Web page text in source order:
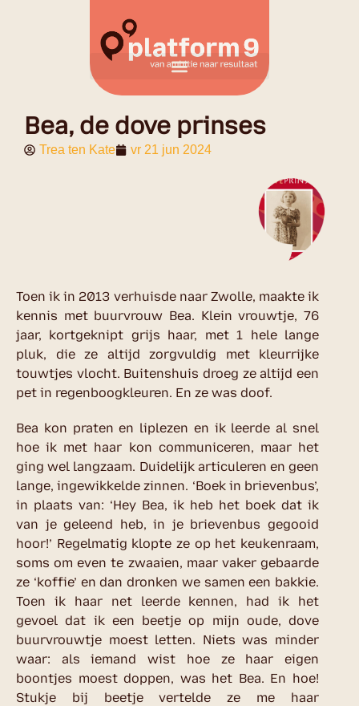
Bea, de dove prinses
Trea ten Kate vr 21 jun 2024
Toen ik in 2013 verhuisde naar Zwolle, maakte ik
kennis met buurvrouw Bea. Klein vrouwtje, 76
jaar, kortgeknipt grijs haar, met 1 hele lange
pluk, die ze altijd zorgvuldig met kleurrijke
touwtjes vlocht. Buitenshuis droeg ze altijd een
pet in regenboogkleuren. En ze was doof.
Bea kon praten en liplezen en ik leerde al snel
hoe ik met haar kon communiceren, maar het
ging wel langzaam. Duidelijk articuleren en geen
lange, ingewikkelde zinnen. ‘Boek in brievenbus’,
in plaats van: ‘Hey Bea, ik heb het boek dat ik
van je geleend heb, in je brievenbus gegooid
hoor!’ Regelmatig klopte ze op het keukenraam,
soms om even te zwaaien, maar vaker gebaarde
ze ‘koffie’ en dan dronken we samen een bakkie.
Toen ik haar net leerde kennen, had ik het
gevoel dat ik een beetje op mijn oude, dove
buurvrouwtje moest letten. Niets was minder
waar: als iemand wist hoe ze haar eigen
boontjes moest doppen, was het Bea. En hoe!
Stukje bij beetje vertelde ze me haar